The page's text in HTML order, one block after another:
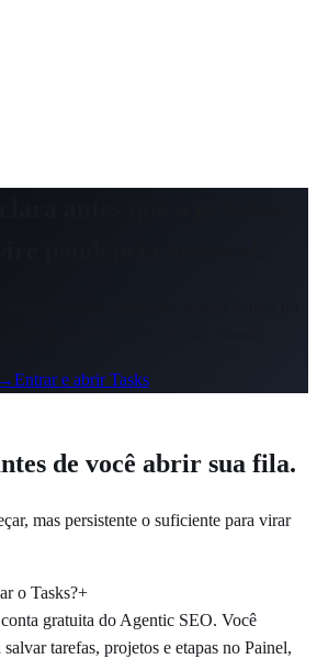
Entrar e abrir Tasks
de você abrir sua fila.
mas persistente o suficiente para virar
o Tasks?+
gratuita do Agentic SEO. Você
salvar tarefas, projetos e etapas no Painel,